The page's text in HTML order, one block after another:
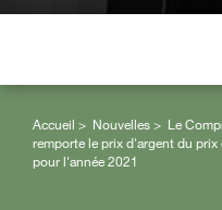
Accueil Nouvelles
Le
remporte le prix d'argent du
pour l'année 2021